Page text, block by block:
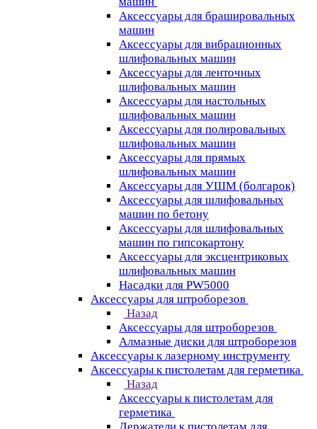
Аксессуары для брашировальных
машин
Аксессуары для вибрационных
шлифовальных машин
Аксессуары для ленточных
шлифовальных машин
Аксессуары для настольных
шлифовальных машин
Аксессуары для полировальных
шлифовальных машин
Аксессуары для прямых
шлифовальных машин
Аксессуары для УШМ (болгарок)
Аксессуары для шлифовальных
машин по бетону
Аксессуары для шлифовальных
машин по гипсокартону
Аксессуары для эксцентриковых
шлифовальных машин
Насадки для PW5000
Аксессуары для штроборезов
Назад
Аксессуары для штроборезов
Алмазные диски для штроборезов
Аксессуары к лазерному инструменту
Аксессуары к пистолетам для герметика
Назад
Аксессуары к пистолетам для
герметика